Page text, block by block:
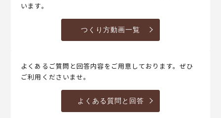
います。
つくり方動画一覧
よくあるご質問と回答内容をご用意しております。ぜひ
ご利用くださいませ。
よくある質問と回答